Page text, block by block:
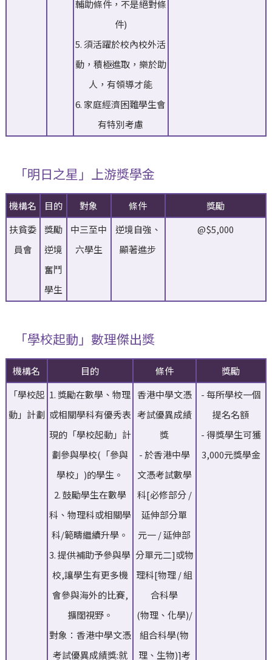
輔助條件，不是絕對條
件)
5. 須活躍於校內校外活
動，積極進取，樂於助
人，有領導才能
6. 家庭經濟困難學生會
有特別考慮
「明日之星」上游獎學金
機構名 目的 對象 條件
獎勵
扶貧委
員會
獎勵
逆境
奮鬥
學生
中三至中
六學生
逆境自強、
顯著進步
@$5,000
「學校起動」數理傑出獎
機構名 目的 條件
獎勵
「學校起
動」計劃
1. 獎勵在數學、物理
或相關學科有優秀表
現的「學校起動」計
劃參與學校(「參與
學校」)的學生。
2. 鼓勵學生在數學
科、物理科或相關學
科/範疇繼續升學。
3. 提供補助予參與學
校,讓學生有更多機
會參與海外的比賽,
擴闊視野。
對象：香港中學文憑
考試優異成績獎:就
香港中學文憑
考試優異成績
獎
- 於香港中學
文憑考試數學
科[必修部分 /
延伸部分單
元一 / 延伸部
分單元二]或物
理科[物理 / 組
合科學
(物理、化學)/
組合科學(物
理、生物)]考
- 每所學校一個
提名名額
- 得獎學生可獲
3,000元獎學金